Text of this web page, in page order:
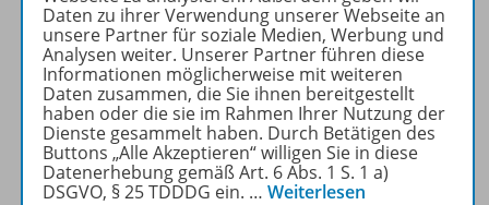
Zugehörige Produkte
Benachrichtigungs-Service
Daten zu ihrer Verwendung unserer Webseite an
unsere Partner für soziale Medien, Werbung und
Analysen weiter. Unserer Partner führen diese
Informationen möglicherweise mit weiteren
Daten zusammen, die Sie ihnen bereitgestellt
haben oder die sie im Rahmen Ihrer Nutzung der
Dienste gesammelt haben. Durch Betätigen des
Buttons „Alle Akzeptieren“ willigen Sie in diese
Datenerhebung gemäß Art. 6 Abs. 1 S. 1 a)
DSGVO, § 25 TDDDG ein. … Weiterlesen